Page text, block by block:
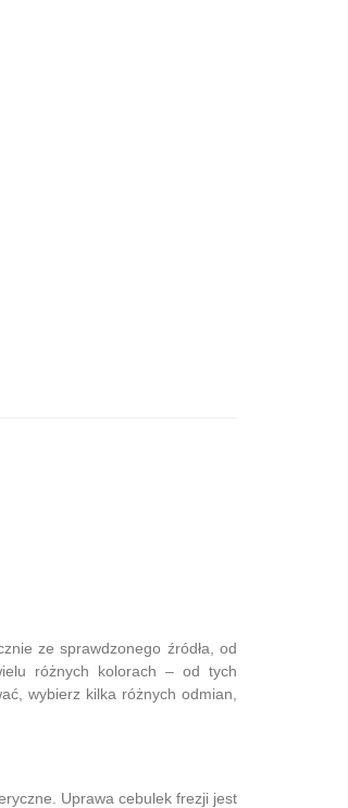
ze sprawdzonego źródła, od
różnych kolorach – od tych
wybierz kilka różnych odmian,
Uprawa cebulek frezji jest